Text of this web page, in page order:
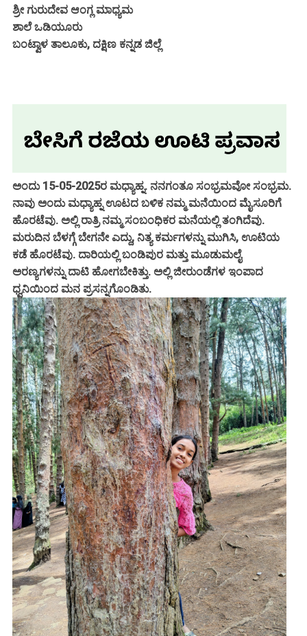
ಶ್ರೀ ಗುರುದೇವ ಆಂಗ್ಲ ಮಾಧ್ಯಮ
ಶಾಲೆಒಡಿಯೂರು
ಬಂಟ್ವಾಳ ತಾಲೂಕು, ದಕ್ಷಿಣ ಕನ್ನಡ ಜಿಲ್ಲೆ
ಅಂದು 15-05-2025ರ ಮಧ್ಯಾಹ್ನ. ನನಗಂತೂ ಸಂಭ್ರಮವೋ ಸಂಭ್ರಮ.
ನಾವು ಅಂದು ಮಧ್ಯಾಹ್ನ ಊಟದ ಬಳಿಕ ನಮ್ಮ ಮನೆಯಿಂದ ಮೈಸೂರಿಗೆ
ಹೊರಟೆವು. ಅಲ್ಲಿ ರಾತ್ರಿ ನಮ್ಮ ಸಂಬಂಧಿಕರ ಮನೆಯಲ್ಲಿ ತಂಗಿದೆವು.
ಮರುದಿನ ಬೆಳಗ್ಗೆ ಬೇಗನೇ ಎದ್ದು, ನಿತ್ಯ ಕರ್ಮಗಳನ್ನು ಮುಗಿಸಿ, ಊಟಿಯ
ಕಡೆ ಹೊರಟೆವು. ದಾರಿಯಲ್ಲಿ ಬಂಡಿಪುರ ಮತ್ತು ಮೂಡುಮಲೈ
ಅರಣ್ಯಗಳನ್ನು ದಾಟಿ ಹೋಗಬೇಕಿತ್ತು. ಅಲ್ಲಿ ಜೀರುಂಡೆಗಳ ಇಂಪಾದ
ಧ್ವನಿಯಿಂದ ಮನ ಪ್ರಸನ್ನಗೊಂಡಿತು.